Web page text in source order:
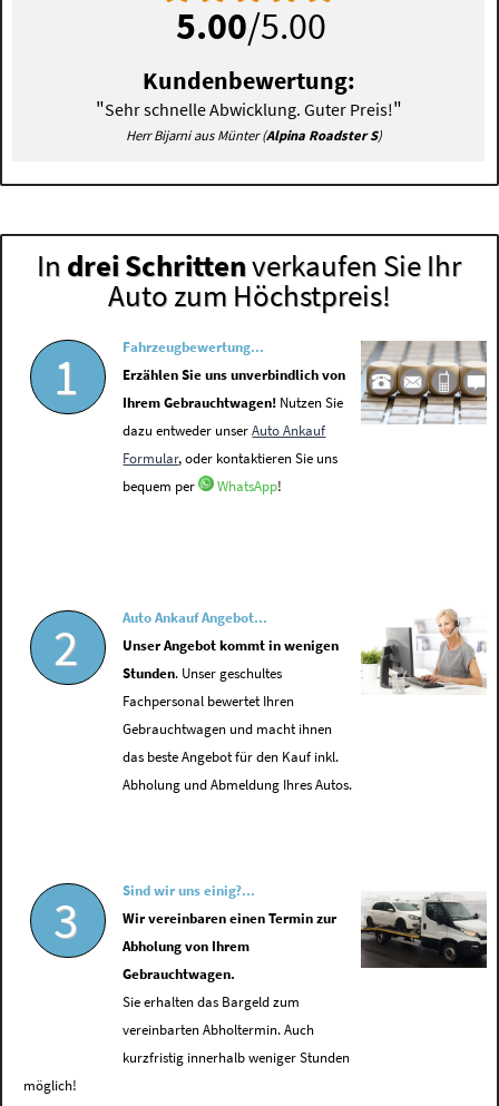
5.00/5.00
Kundenbewertung:
"Sehr schnelle Abwicklung. Guter Preis!"
Herr Bijarni aus Münter (Alpina Roadster S)
In drei Schrittenverkaufen Sie Ihr
Auto zum Höchstpreis!
1
Fahrzeugbewertung...
Erzählen Sie uns unverbindlich von
Ihrem Gebrauchtwagen! Nutzen Sie
dazu entweder unserAuto Ankauf
Formular, oder kontaktieren Sie uns
bequem per
WhatsApp!
2
Auto Ankauf Angebot...
Unser Angebot kommt in wenigen
Stunden. Unser geschultes
Fachpersonal bewertet Ihren
Gebrauchtwagen und macht ihnen
das beste Angebot für den Kauf inkl.
Abholung und Abmeldung Ihres Autos.
3
Sind wir uns einig?...
Wir vereinbaren einen Termin zur
Abholung von Ihrem
Gebrauchtwagen.
Sie erhalten das Bargeld zum
vereinbarten Abholtermin. Auch
kurzfristig innerhalb weniger Stunden
möglich!